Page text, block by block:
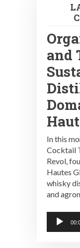
and
In this
Cocktail
Revol,
Hautes
whisky
and
Audio
Player